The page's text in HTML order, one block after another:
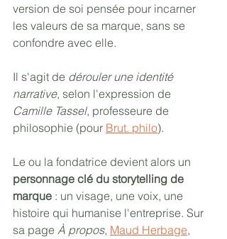
version de soi pensée pour incarner
les valeurs de sa marque, sans se
confondre avec elle.
Il s'agit de dérouler une identité
narrative, selon l'expression de
Camille Tassel, professeure de
philosophie (pour Brut. philo).
Le ou la fondatrice devient alors un
personnage clé du storytelling de
marque : un visage, une voix, une
histoire qui humanise l'entreprise. Sur
sa page À propos, Maud Herbage,